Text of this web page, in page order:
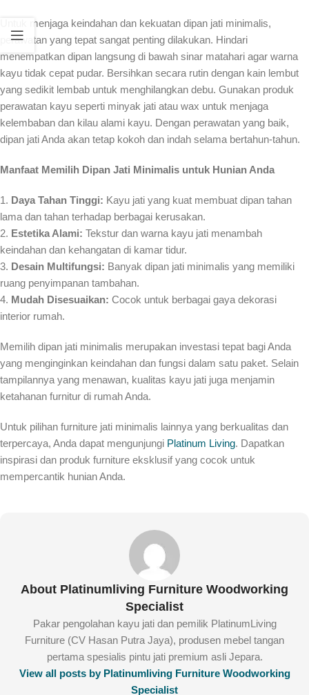
Untuk menjaga keindahan dan kekuatan dipan jati minimalis,
perawatan yang tepat sangat penting dilakukan. Hindari
menempatkan dipan langsung di bawah sinar matahari agar warna
kayu tidak cepat pudar. Bersihkan secara rutin dengan kain lembut
yang sedikit lembab untuk menghilangkan debu. Gunakan produk
perawatan kayu seperti minyak jati atau wax untuk menjaga
kelembaban dan kilau alami kayu. Dengan perawatan yang baik,
dipan jati Anda akan tetap kokoh dan indah selama bertahun-tahun.
Manfaat Memilih Dipan Jati Minimalis untuk Hunian Anda
1. Daya Tahan Tinggi: Kayu jati yang kuat membuat dipan tahan
lama dan tahan terhadap berbagai kerusakan.
2. Estetika Alami: Tekstur dan warna kayu jati menambah
keindahan dan kehangatan di kamar tidur.
3. Desain Multifungsi: Banyak dipan jati minimalis yang memiliki
ruang penyimpanan tambahan.
4. Mudah Disesuaikan: Cocok untuk berbagai gaya dekorasi
interior rumah.
Memilih dipan jati minimalis merupakan investasi tepat bagi Anda
yang menginginkan keindahan dan fungsi dalam satu paket. Selain
tampilannya yang menawan, kualitas kayu jati juga menjamin
ketahanan furnitur di rumah Anda.
Untuk pilihan furniture jati minimalis lainnya yang berkualitas dan
terpercaya, Anda dapat mengunjungi Platinum Living. Dapatkan
inspirasi dan produk furniture eksklusif yang cocok untuk
mempercantik hunian Anda.
About Platinumliving Furniture Woodworking
Specialist
Pakar pengolahan kayu jati dan pemilik PlatinumLiving
Furniture (CV Hasan Putra Jaya), produsen mebel tangan
pertama spesialis pintu jati premium asli Jepara.
View all posts by Platinumliving Furniture Woodworking
Specialist